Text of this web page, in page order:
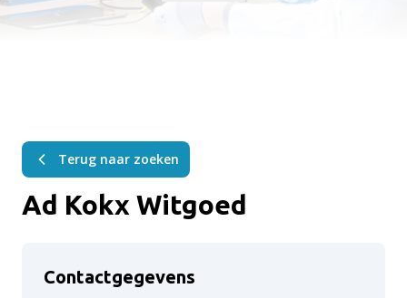
Terug naar zoeken
Ad Kokx Witgoed
Contactgegevens